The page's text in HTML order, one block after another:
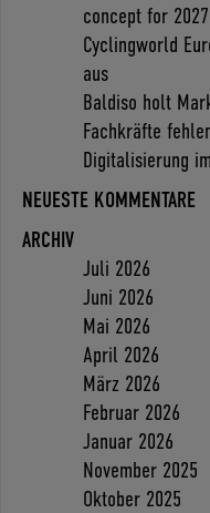
concept for 2027
Cyclingworld
aus
Baldiso holt
Fachkräfte
Digitalisierung
NEUESTE KOMMENTARE
ARCHIV
Juli 2026
Juni 2026
Mai 2026
April 2026
März 2026
Februar 2026
Januar 2026
November 2025
Oktober 2025